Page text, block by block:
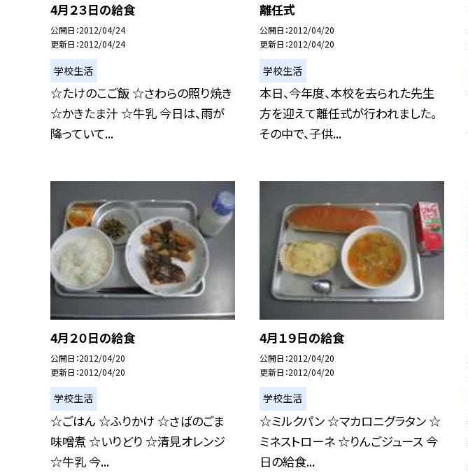
4月２３日の給食
公開日 2012/04/24
更新日 2012/04/24
学校生活
☆たけのこご飯 ☆さわらの照り焼き
☆かきたま汁 ☆牛乳 今日は、雨が
降っていて...
離任式
公開日 2012/04/20
更新日 2012/04/20
学校生活
本日、今年度、本校を去られた先生
方を迎えて離任式が行われました。
その中で、子供...
4月２０日の給食
公開日 2012/04/20
更新日 2012/04/20
学校生活
☆ごはん ☆ふりかけ ☆さばのごま
味噌煮 ☆いりどり ☆清見オレンジ
☆牛乳 今...
4月１９日の給食
公開日 2012/04/20
更新日 2012/04/20
学校生活
☆ミルクパン ☆マカロニグラタン ☆
ミネストローネ ☆りんごジュース 今
日の給食...